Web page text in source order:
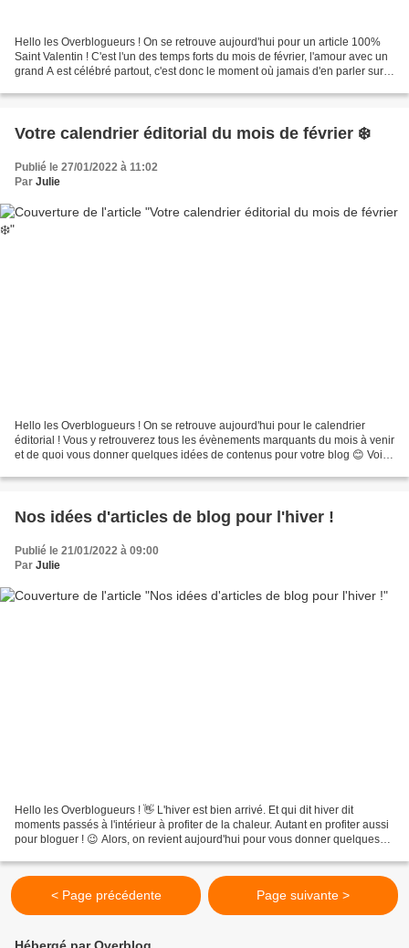
Hello les Overblogueurs ! On se retrouve aujourd'hui pour un article 100%
Saint Valentin ! C'est l'un des temps forts du mois de février, l'amour avec un
grand A est célébré partout, c'est donc le moment où jamais d'en parler sur
Votre calendrier éditorial du mois de février ❄️
Publié le 27/01/2022 à 11:02
Par Julie
Hello les Overblogueurs ! On se retrouve aujourd'hui pour le calendrier
éditorial ! Vous y retrouverez tous les évènements marquants du mois à venir
et de quoi vous donner quelques idées de contenus pour votre blog 😊 Voici
Nos idées d'articles de blog pour l'hiver !
Publié le 21/01/2022 à 09:00
Par Julie
Hello les Overblogueurs ! 👋 L'hiver est bien arrivé. Et qui dit hiver dit
moments passés à l'intérieur à profiter de la chaleur. Autant en profiter aussi
pour bloguer ! 😉 Alors, on revient aujourd'hui pour vous donner quelques
< Page précédente Page suivante >